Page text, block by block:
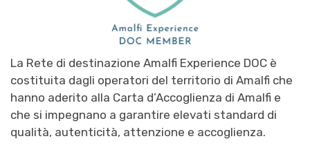
La Rete di destinazione Amalfi Experience DOC è
costituita dagli operatori del territorio di Amalfi che
hanno aderito alla Carta d’Accoglienza di Amalfi e
che si impegnano a garantire elevati standard di
qualità, autenticità, attenzione e accoglienza.